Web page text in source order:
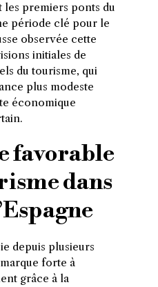
les premiers ponts du
période clé pour le
observée cette
initiales de
du tourisme, qui
plus modeste
économique
favorable
dans
depuis plusieurs
forte à
grâce à la